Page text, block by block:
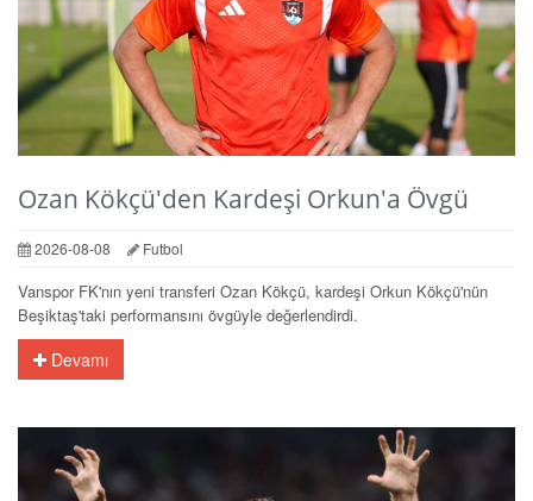
Ozan Kökçü'den Kardeşi Orkun'a Övgü
2026-08-08 Futbol
Vanspor FK'nın yeni transferi Ozan Kökçü, kardeşi Orkun Kökçü'nün
Beşiktaş'taki performansını övgüyle değerlendirdi.
Devamı